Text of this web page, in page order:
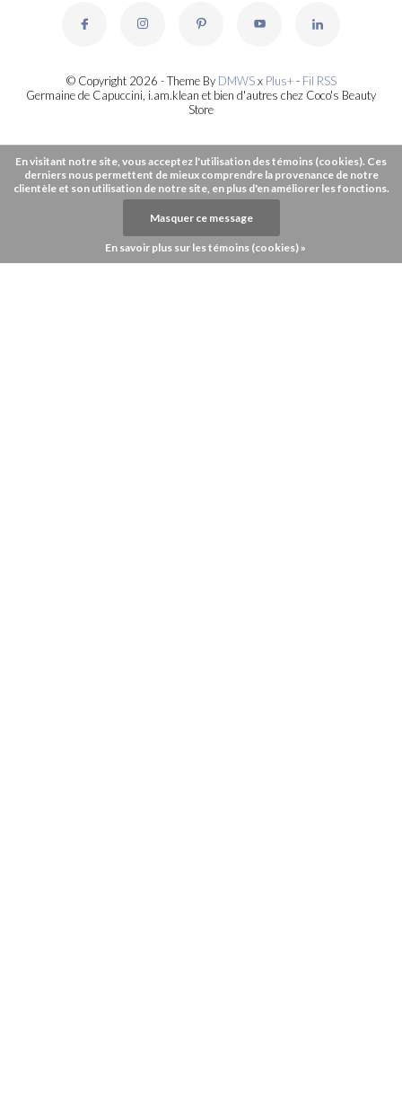
© Copyright 2026 - Theme By DMWSx Plus+- Fil RSS
Germaine de Capuccini, i.am.klean et bien d'autres chez Coco's Beauty
Store
En visitant notre site, vous acceptez l'utilisation des témoins (cookies). Ces
derniers nous permettent de mieux comprendre la provenance de notre
clientèle et son utilisation de notre site, en plus d'en améliorer les fonctions.
Masquer ce message
En savoir plus sur les témoins (cookies) »